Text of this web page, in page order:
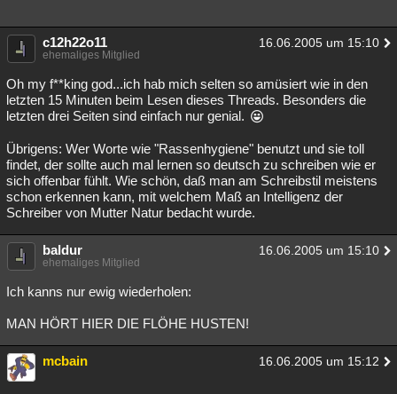
c12h22o11 16.06.2005 um 15:10
ehemaliges Mitglied
Oh my f**king god...ich hab mich selten so amüsiert wie in den
letzten 15 Minuten beim Lesen dieses Threads. Besonders die
letzten drei Seiten sind einfach nur genial.
Übrigens: Wer Worte wie "Rassenhygiene" benutzt und sie toll
findet, der sollte auch mal lernen so deutsch zu schreiben wie er
sich offenbar fühlt. Wie schön, daß man am Schreibstil meistens
schon erkennen kann, mit welchem Maß an Intelligenz der
Schreiber von Mutter Natur bedacht wurde.
baldur 16.06.2005 um 15:10
ehemaliges Mitglied
Ich kanns nur ewig wiederholen:
MAN HÖRT HIER DIE FLÖHE HUSTEN!
mcbain 16.06.2005 um 15:12